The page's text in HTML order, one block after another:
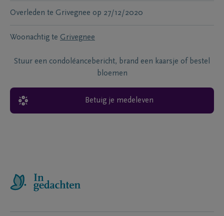
Overleden te Grivegnee op 27/12/2020
Woonachtig te Grivegnee
Stuur een condoléancebericht, brand een kaarsje of bestel
bloemen
Betuig je medeleven